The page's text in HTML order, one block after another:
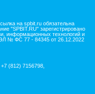
на spbit.ru обязательна
"SPBIT.RU" зарегистрировано
информационных технологий и
№ ФС 77 - 84345 от 26.12.2022
(812) 7156798,